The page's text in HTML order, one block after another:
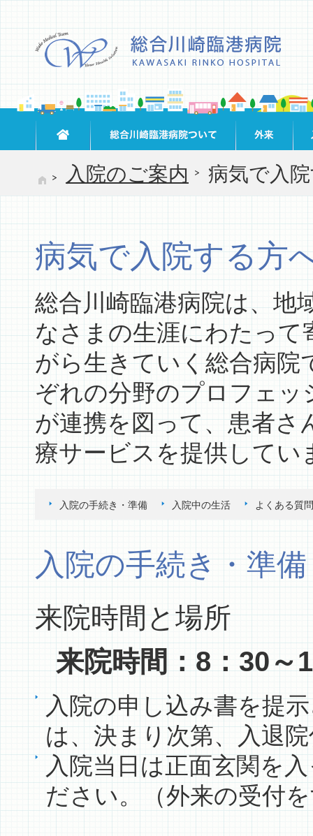
入院のご案内 病気で入
病気で入院する方
総合川崎臨港病院は、地
なさまの生涯にわたって
がら生きていく総合病院
ぞれの分野のプロフェッ
が連携を図って、患者さ
療サービスを提供してい
入院の手続き・準備 入院中の生活 よくある質問
入院の手続き・準備
来院時間と場所
来院時間：8：30～
入院の申し込み書を提
は、決まり次第、入退
入院当日は正面玄関を
ださい。（外来の受付